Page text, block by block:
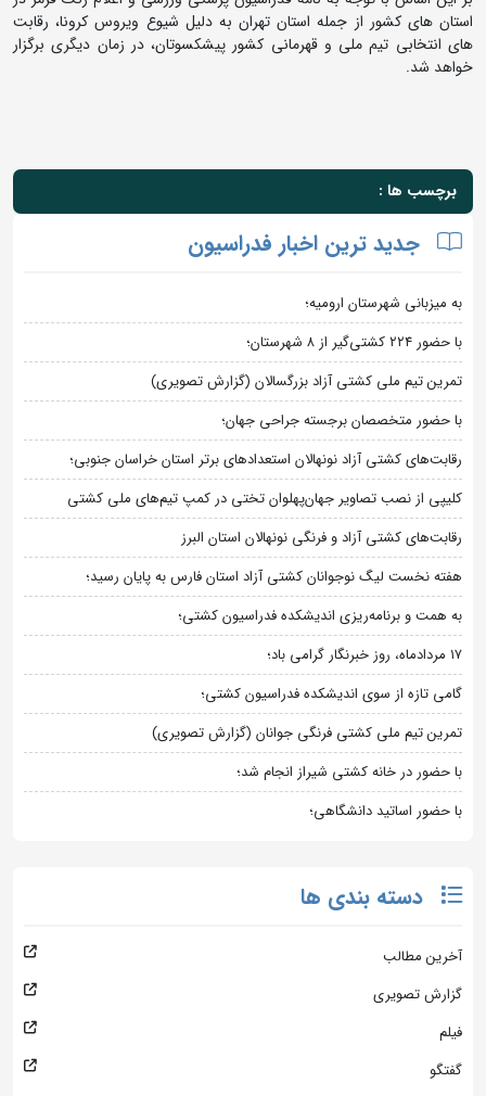
استان های کشور از جمله استان تهران به دلیل شیوع ویروس کرونا، رقابت
های انتخابی تیم ملی و قهرمانی کشور پیشکسوتان، در زمان دیگری برگزار
خواهد شد.
برچسب ها :
جدید ترین اخبار فدراسیون
به میزبانی شهرستان ارومیه؛
با حضور ۲۲۴ کشتی‌گیر از ۸ شهرستان؛
تمرین تیم ملی کشتی آزاد بزرگسالان (گزارش تصویری)
با حضور متخصصان برجسته جراحی جهان؛
رقابت‌های کشتی آزاد نونهالان استعدادهای برتر استان خراسان جنوبی؛
کلیپی از نصب تصاویر جهان‌پهلوان تختی در کمپ تیم‌های ملی کشتی
رقابت‌های کشتی آزاد و فرنگی نونهالان استان البرز
هفته نخست لیگ نوجوانان کشتی آزاد استان فارس به پایان رسید؛
به همت و برنامه‌ریزی اندیشکده فدراسیون کشتی؛
۱۷ مردادماه، روز خبرنگار گرامی باد؛
گامی تازه از سوی اندیشکده فدراسیون کشتی؛
تمرین تیم ملی کشتی فرنگی جوانان (گزارش تصویری)
با حضور در خانه کشتی شیراز انجام شد؛
با حضور اساتید دانشگاهی؛
دسته بندی ها
آخرین مطالب
گزارش تصویری
فیلم
گفتگو